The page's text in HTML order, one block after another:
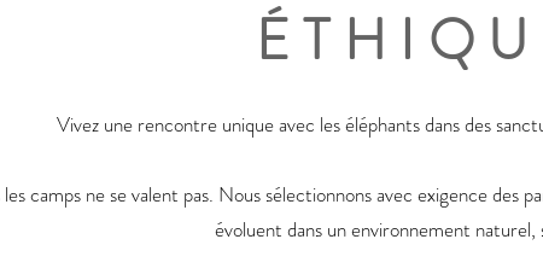
Vivez une rencontre unique avec les éléphants dans des
camps ne se valent pas. Nous sélectionnons avec exigence des
évoluent dans un environnement naturel,